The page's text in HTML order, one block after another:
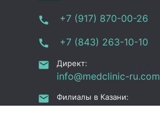
+7 (917) 870-00-26
+7 (843) 263-10-10
Директ:
info@medclinic-ru.com
Филиалы в Казани: